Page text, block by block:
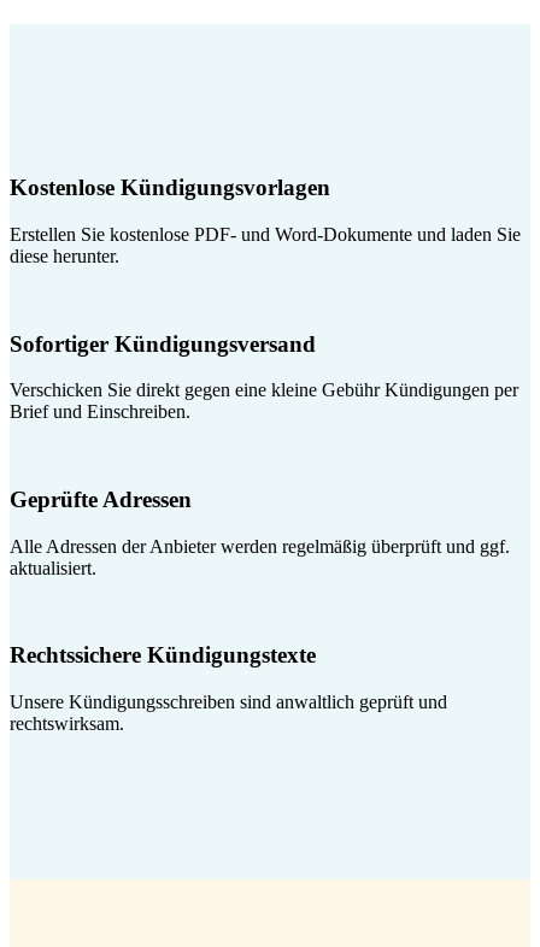
Kostenlose Kündigungsvorlagen
Erstellen Sie kostenlose PDF- und Word-Dokumente und laden Sie
diese herunter.
Sofortiger Kündigungsversand
Verschicken Sie direkt gegen eine kleine Gebühr Kündigungen per
Brief und Einschreiben.
Geprüfte Adressen
Alle Adressen der Anbieter werden regelmäßig überprüft und ggf.
aktualisiert.
Rechtssichere Kündigungstexte
Unsere Kündigungsschreiben sind anwaltlich geprüft und
rechtswirksam.